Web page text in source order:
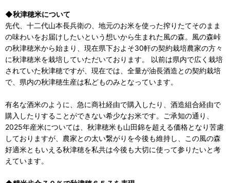
◆秋津穂米について
先代、十二代山本長兵衛の、地元のお米を使った搾りたてそのまま
の味わいをお届けしたいという想いから生まれた風の森。風の森峠
の秋津穂米から始まり、現在県下およそ30軒の契約栽培農家の方々
に秋津穂米を栽培していただいております。 以前は県内で広く栽培
されていた秋津穂ですが、現在では、全量が油長酒造との契約栽培
で、県内の秋津穂生産は私どものみとなっています。
有名な酒米のように、急に商社経由で購⼊したり、酒造組合経由で
購⼊したりすることができない希少なお米です。ご承知の通り、
2025年産米については、秋津穂米も山田錦を超える価格となり苦慮
しておりますが、農家との太い繋がりを今後も維持し、この風の森
好適米ともいえる秋津穂を私共は今後も大切に使って参りたいと考
えています。